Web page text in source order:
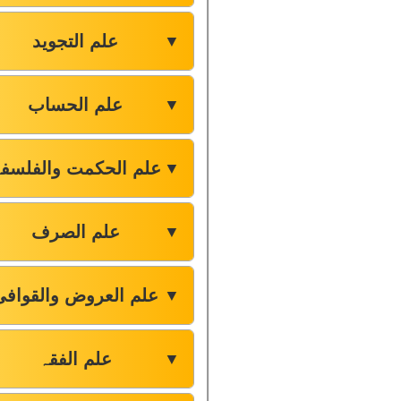
علم التجوید ▼
علم الحساب ▼
علم الحکمت ▼
علم الصرف ▼
علم العروض ▼
علم الفقہ ▼